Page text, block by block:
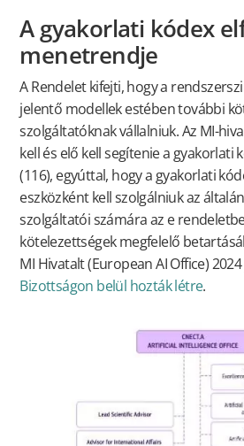
A gyakorlati kódex
menetrendje
A Rendelet kifejti, hogy a
jelentő modellek estében további
szolgáltatóknak vállalniuk. Az MI-
kell és elő kell segítenie a gyakorlati
(116), egyúttal, hogy a gyakorlati
eszközként kell szolgálniuk az
szolgáltatói számára az e
kötelezettségek megfelelő
MI Hivatalt (European AI Office)
Bizottságon belül hozták létre.